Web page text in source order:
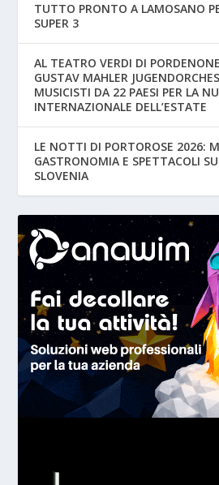
TUTTO PRONTO A LAMOSANO
SUPER 3
AL TEATRO VERDI DI
GUSTAV MAHLER
MUSICISTI DA 22 PAESI PER LA
INTERNAZIONALE DELL’ESTATE
LE NOTTI DI PORTOROSE 2026:
GASTRONOMIA E SPETTACOLI
SLOVENIA